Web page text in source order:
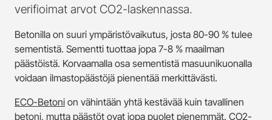
verifioimat arvot CO2-laskennassa.
Betonilla on suuri ympäristövaikutus, josta 80-90 % tulee
sementistä. Sementti tuottaa jopa 7-8 % maailman
päästöistä. Korvaamalla osa sementistä masuunikuonalla
voidaan ilmastopäästöjä pienentää merkittävästi.
ECO-Betoni on vähintään yhtä kestävää kuin tavallinen
betoni, mutta päästöt ovat jopa puolet pienemmät. CO2-